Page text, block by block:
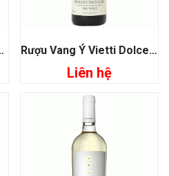
Nera Rượu Vang Ý Vietti Dolcetto D’alba Tre Vigne
Liên hệ